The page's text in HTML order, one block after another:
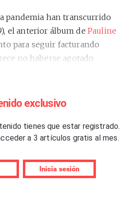
pandemia han transcurrido
el anterior álbum de Pauline
para seguir facturando
no haberse agotado
colaboró en su segundo
Alicia y Mar Álvarez en
trabajo autoeditado por las
a través de un dispositivo
entre las manos un objeto
exclusivo
tienes que estar registrado.
a 3 artículos gratis al mes.
Inicia sesión